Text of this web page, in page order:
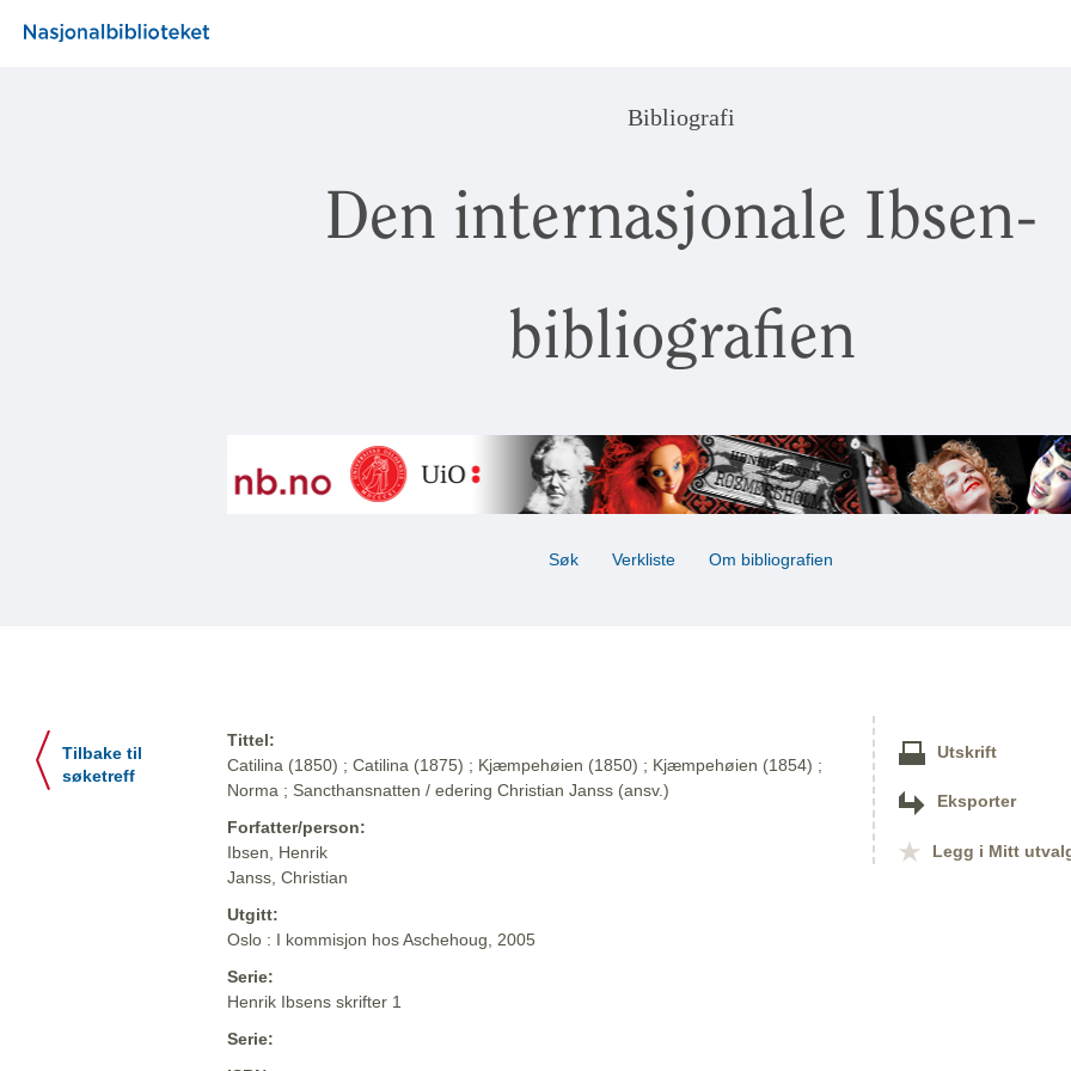
Bibliografi
Den internasjonale Ibsen-
bibliografien
Søk Verkliste Om bibliografien
Tilbake til
søketreff
Tittel:
Catilina (1850) ; Catilina (1875) ; Kjæmpehøien (1850) ; Kjæmpehøien (1854) ;
Norma ; Sancthansnatten / edering Christian Janss (ansv.)
Forfatter/person:
Ibsen, Henrik
Janss, Christian
Utgitt:
Oslo : I kommisjon hos Aschehoug, 2005
Serie:
Henrik Ibsens skrifter 1
Serie:
Utskrift
Eksporter
Legg i Mitt